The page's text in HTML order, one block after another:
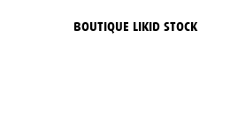
BOUTIQUE LIKID STOCK